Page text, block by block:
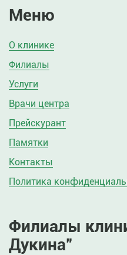
Меню
О клинике
Филиалы
Услуги
Врачи центра
Прейскурант
Памятки
Контакты
Политика
Филиалы
Дукина”